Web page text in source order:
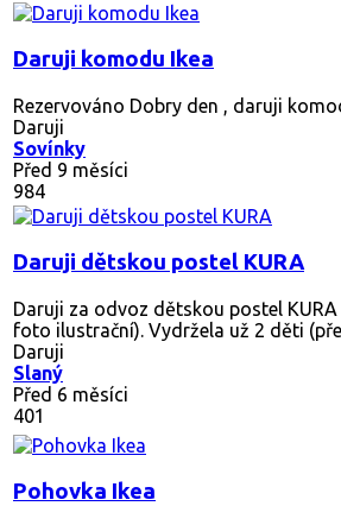
Daruji komodu Ikea
Rezervováno Dobry den , daruji
Daruji
Sovínky
Před 9 měsíci
984
Daruji dětskou postel KURA
Daruji za odvoz dětskou postel KURA
foto ilustrační). Vydržela už 2 děti
Daruji
Slaný
Před 6 měsíci
401
Pohovka Ikea